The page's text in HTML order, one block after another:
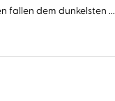
fallen dem dunkelsten ...